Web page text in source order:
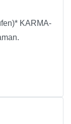
KARMA-